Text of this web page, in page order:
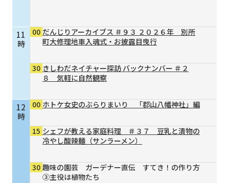
11
時
12
時
00 だんじりアーカイブス ＃９３ ２０２６年 別所
町大修理地車入魂式・お披露目曳行
30 きしわだネイチャー探訪 バックナンバー ＃２
８ 気軽に自然観察
00 ホトケ女史のぶらりまいり 「郡山八幡神社」編
15 シェフが教える家庭料理 ＃３７ 豆乳と漬物の
冷やし酸辣麺（サンラーメン）
30 趣味の園芸 ガーデナー直伝 すてき！の作り方
③主役は植物たち